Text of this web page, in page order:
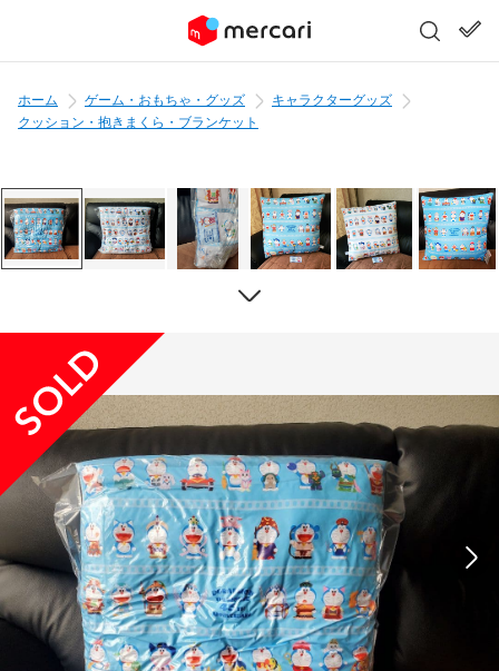
ホーム ゲーム・おもちゃ・グッズ
キャラクターグッズ
クッション・抱きまくら・ブランケット